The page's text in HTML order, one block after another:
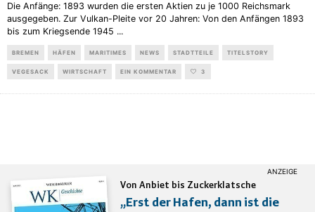
Die Anfänge: 1893 wurden die ersten Aktien zu je 1000 Reichsmark
ausgegeben. Zur Vulkan-Pleite vor 20 Jahren: Von den Anfängen 1893
bis zum Kriegsende 1945 ...
BREMEN HÄFEN MARITIMES NEWS STADTTEILE TITELSTORY
VEGESACK WIRTSCHAFT EIN KOMMENTAR 3
Von Anbiet bis Zuckerklatsche
„Erst der Hafen, dann ist die